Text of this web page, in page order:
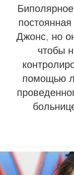
Джонс, но
чтобы
помощью